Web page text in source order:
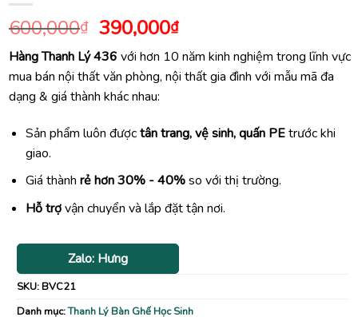
600,000₫ Giá
gốc
là:
600,000₫.
390,000₫Giá
hiện
tại
là:
Hàng Thanh Lý 436 với hơn 10 năm kinh nghiệm trong lĩnh vực
mua bán nội thất văn phòng, nội thất gia đình với mẫu mã đa
dạng & giá thành khác nhau:
Sản phẩm luôn đượctân trang, vệ sinh, quấn PEtrước khi
giao.
Giá thành rẻ hơn 30% - 40%so với thị trường.
Hỗ trợvận chuyển và lắp đặt tận nơi.
Zalo: Hưng
SKU:BVC21
Danh mục:Thanh Lý Bàn Ghế Học Sinh